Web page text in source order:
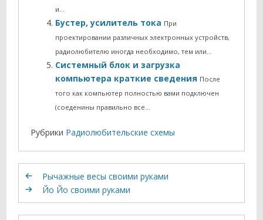
и…
Бустер, усилитель тока При
проектировании различных электронных устройств,
радиолюбителю иногда необходимо, тем или…
Системный блок и загрузка
компьютера краткие сведения После
того как компьютер полностью вами подключен
(соеденины правильно все…
Рубрики Радиолюбительские схемы
Рычажные весы своими руками
Йо Йо своими руками